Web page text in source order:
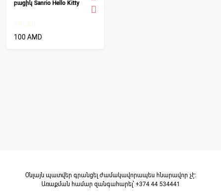
բացիկ Sanrio Hello Kitty
100 AMD
Օնլայն պատվեր գրանցել ժամակավորապես հնարավոր չէ։
Առաքման համար զանգահարել՝ +374 44 534441